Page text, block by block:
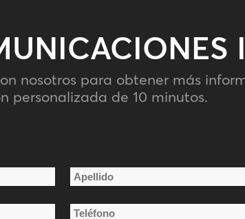
nosotros para obtener más
personalizada de 10 minutos.
Apellido
Teléfono